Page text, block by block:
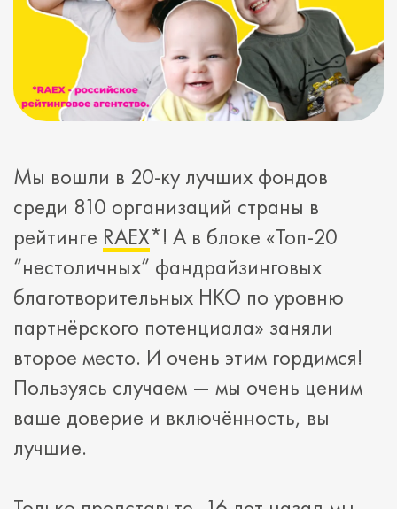
Мы вошли в 20-ку лучших фондов
среди 810 организаций страны в
рейтинге RAEX*! А в блоке «Топ-20
“нестоличных” фандрайзинговых
благотворительных НКО по уровню
партнёрского потенциала» заняли
второе место. И очень этим гордимся!
Пользуясь случаем — мы очень ценим
ваше доверие и включённость, вы
лучшие.